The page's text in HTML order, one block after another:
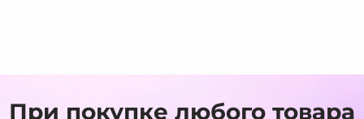
При покупке любого товара